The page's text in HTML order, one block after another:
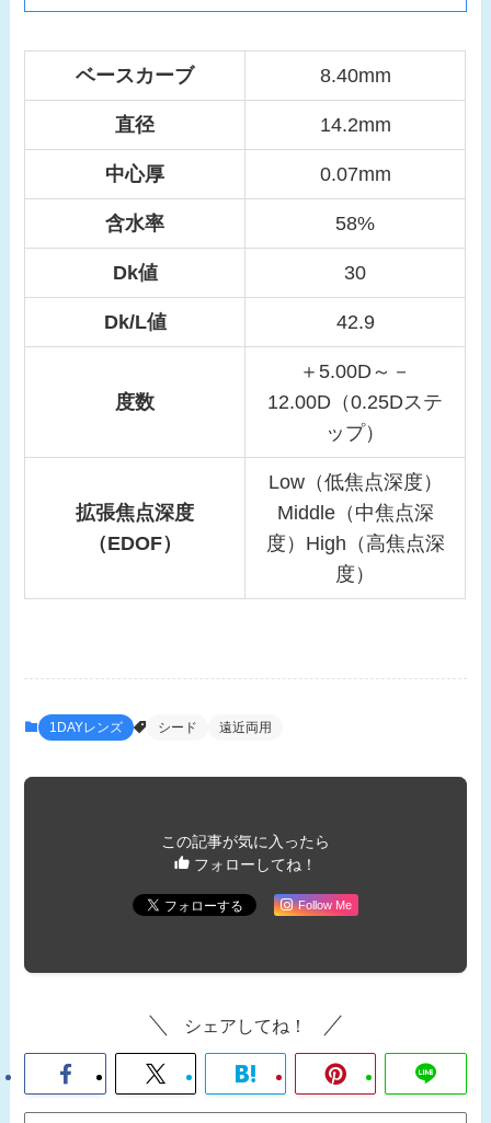
ベースカーブ 8.40mm
直径 14.2mm
中心厚 0.07mm
含水率 58%
Dk値 30
Dk/L値 42.9
度数
＋5.00D～－
12.00D（0.25Dステ
ップ）
拡張焦点深度
（EDOF）
Low（低焦点深度）
Middle（中焦点深
度）High（高焦点深
度）
1DAYレンズ シード 遠近両用
この記事が気に入ったら
フォローしてね！
Follow Me
シェアしてね！